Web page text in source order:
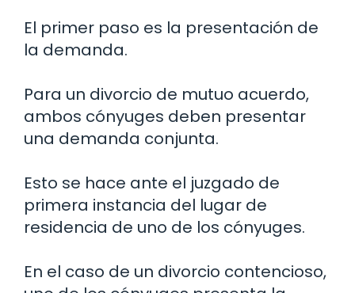
El primer paso es la presentación de
la demanda.
Para un divorcio de mutuo acuerdo,
ambos cónyuges deben presentar
una demanda conjunta.
Esto se hace ante el juzgado de
primera instancia del lugar de
residencia de uno de los cónyuges.
En el caso de un divorcio contencioso,